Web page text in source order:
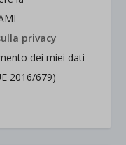
privacy
dei miei dati
2016/679)